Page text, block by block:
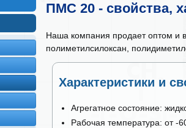
ПМС 20 - свойства,
Наша компания продает оптом и
полиметилсилоксан,
Характеристики и
Агрегатное состояние:
Рабочая температура: от -